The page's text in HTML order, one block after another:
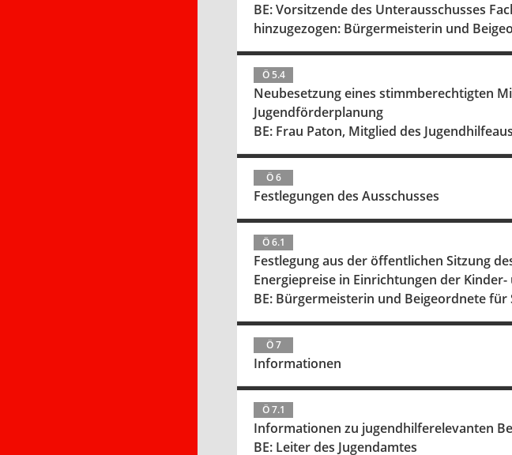
BE: Vorsitzende des Unterausschusses
hinzugezogen: Bürgermeisterin und
Ö 5.4
Neubesetzung eines stimmberechtigten
Jugendförderplanung
BE: Frau Paton, Mitglied des
Ö 6
Festlegungen des Ausschusses
Ö 6.1
Festlegung aus der öffentlichen Sitzung
Energiepreise in Einrichtungen der
BE: Bürgermeisterin und Beigeordnete für
Ö 7
Informationen
Ö 7.1
Informationen zu jugendhilferelevanten
BE: Leiter des Jugendamtes